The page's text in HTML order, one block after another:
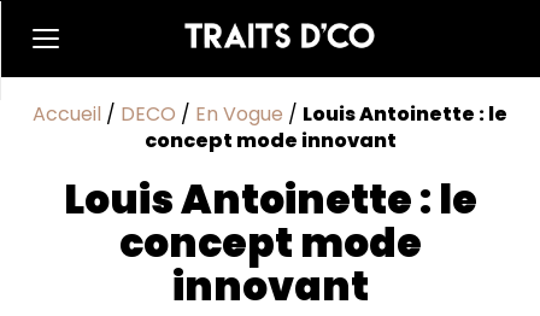
Accueil / DECO / En Vogue / Louis Antoinette : le
concept mode innovant
Louis Antoinette : le
concept mode
innovant